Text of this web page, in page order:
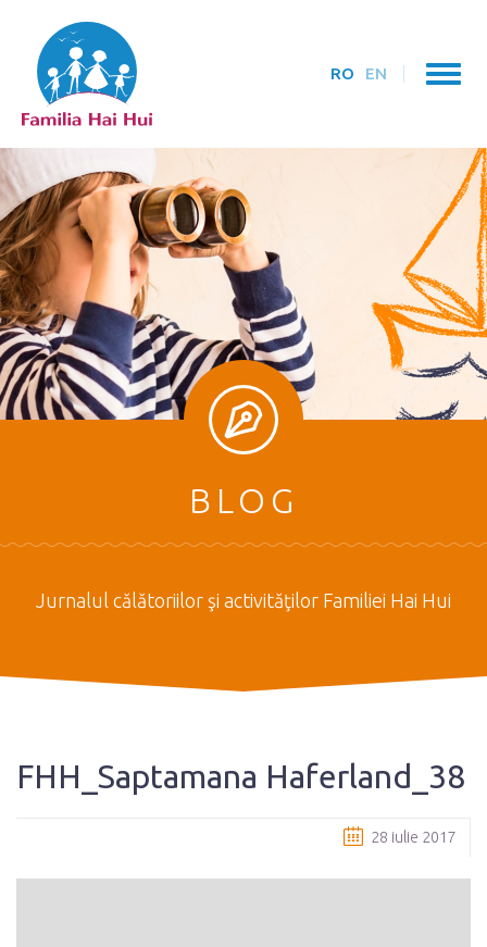
RO EN
BLOG
Jurnalul călătoriilor şi activităţilor Familiei Hai Hui
FHH_Saptamana Haferland_38
28 iulie 2017